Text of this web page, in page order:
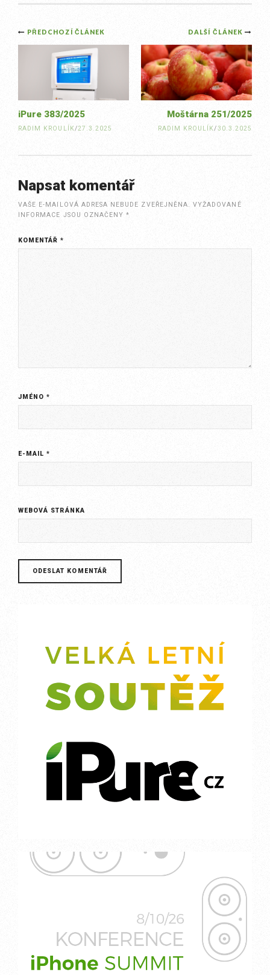
Post
navigation
DALŠÍ ČLÁNEK
Moštárna 251/2025
RADIM KROULÍK/30.3.2025
PŘEDCHOZÍ ČLÁNEK
iPure 383/2025
RADIM KROULÍK/27.3.2025
Napsat komentář
VAŠE E-MAILOVÁ ADRESA NEBUDE ZVEŘEJNĚNA. VYŽADOVANÉ
INFORMACE JSOU OZNAČENY*
KOMENTÁŘ*
JMÉNO*
E-MAIL*
WEBOVÁ STRÁNKA